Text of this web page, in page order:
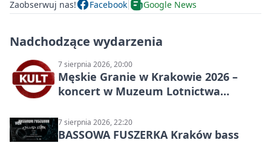
Zaobserwuj nas! Facebook Google News
Nadchodzące wydarzenia
7 sierpnia 2026, 20:00
Męskie Granie w Krakowie 2026 –
koncert w Muzeum Lotnictwa
7 sierpnia 2026, 22:20
BASSOWA FUSZERKA Kraków bass